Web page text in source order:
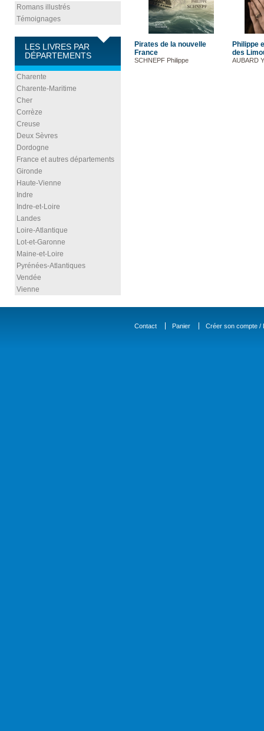
Romans illustrés
Témoignages
LES LIVRES PAR
DÉPARTEMENTS
Charente
Charente-Maritime
Cher
Corrèze
Creuse
Deux Sèvres
Dordogne
France et autres départements
Gironde
Haute-Vienne
Indre
Indre-et-Loire
Landes
Loire-Atlantique
Lot-et-Garonne
Maine-et-Loire
Pyrénées-Atlantiques
Vendée
Vienne
Pirates de la nouvelle
France
SCHNEPF Philippe
Philippe
des
AUBARD
Contact Panier Créer son compte /